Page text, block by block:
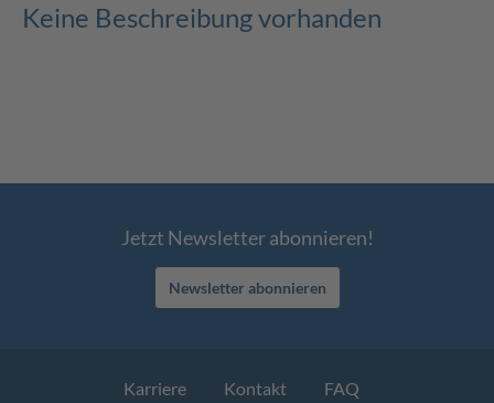
Keine Beschreibung vorhanden
Jetzt Newsletter abonnieren!
Newsletter abonnieren
Karriere Kontakt
FAQ